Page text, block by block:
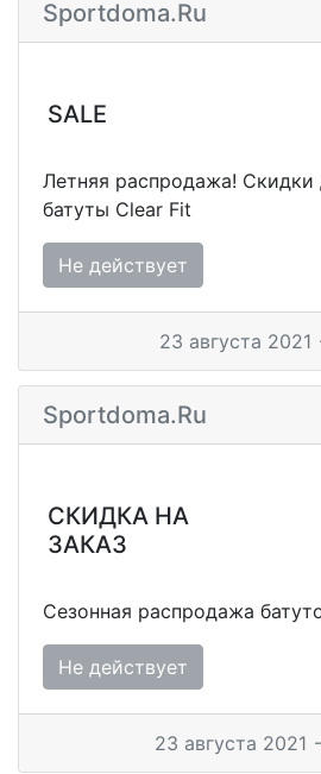
Sportdoma.ru
SALE
Летняя распродажа! Скидки
батуты Clear Fit
Не действует
23 августа
Sportdoma.ru
СКИДКА НА
ЗАКАЗ
Сезонная распродажа
Не действует
23 августа 2021